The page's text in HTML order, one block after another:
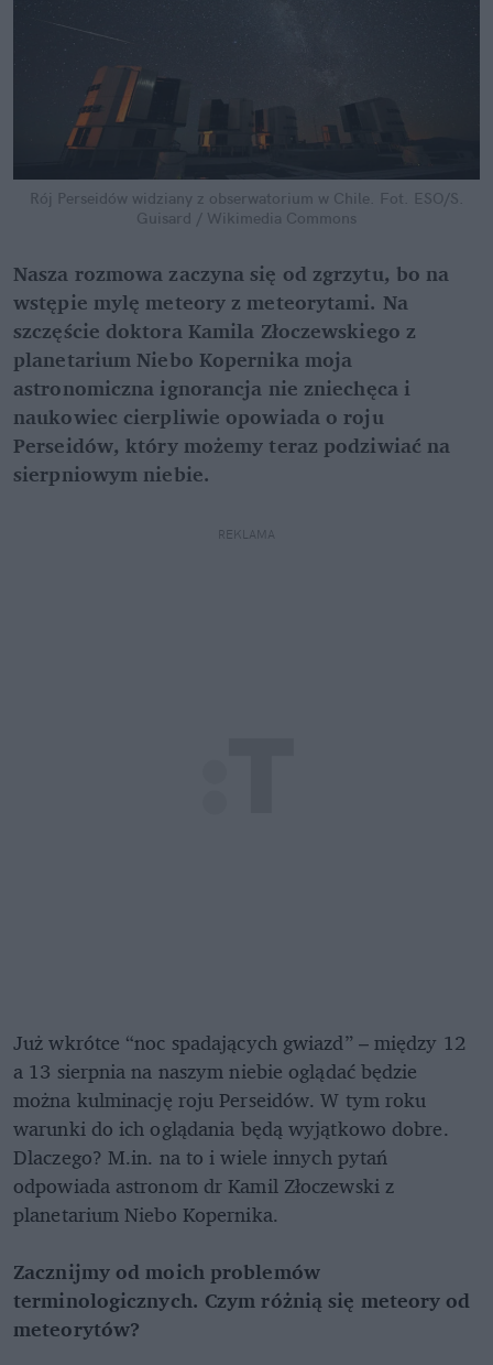
Rój Perseidów widziany z obserwatorium w Chile. Fot. ESO/S.
Guisard / Wikimedia Commons
Nasza rozmowa zaczyna się od zgrzytu, bo na
wstępie mylę meteory z meteorytami. Na
szczęście doktora Kamila Złoczewskiego z
planetarium Niebo Kopernika moja
astronomiczna ignorancja nie zniechęca i
naukowiec cierpliwie opowiada o roju
Perseidów, który możemy teraz podziwiać na
sierpniowym niebie.
REKLAMA
Już wkrótce “noc spadających gwiazd” – między 12
a 13 sierpnia na naszym niebie oglądać będzie
można kulminację roju Perseidów. W tym roku
warunki do ich oglądania będą wyjątkowo dobre.
Dlaczego? M.in. na to i wiele innych pytań
odpowiada astronom dr Kamil Złoczewski z
planetarium Niebo Kopernika.
Zacznijmy od moich problemów
terminologicznych. Czym różnią się meteory od
meteorytów?